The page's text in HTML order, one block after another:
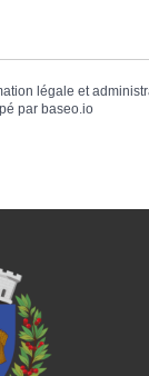
légale et
par baseo.io